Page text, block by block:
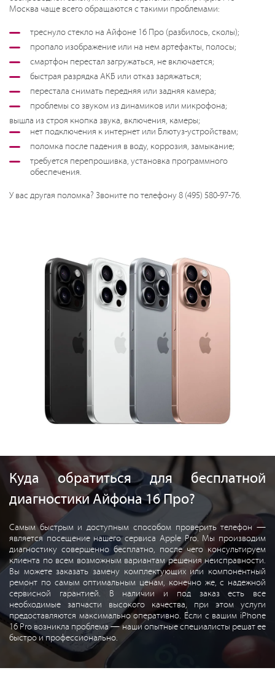
Москва чаще всего обращаются с такими проблемами:
треснуло стекло на Айфоне 16 Про (разбилось, сколы);
пропало изображение или на нем артефакты, полосы;
смартфон перестал загружаться, не включается;
быстрая разрядка АКБ или отказ заряжаться;
перестала снимать передняя или задняя камера;
проблемы со звуком из динамиков или микрофона;
вышла из строя кнопка звука, включения, камеры;
нет подключения к интернет или Блютуз-устройствам;
поломка после падения в воду, коррозия, замыкание;
требуется перепрошивка, установка программного
обеспечения.
У вас другая поломка? Звоните по телефону 8 (495) 580-97-76.
Куда обратиться для бесплатной
диагностики Айфона 16 Про?
Самым быстрым и доступным способом проверить телефон —
является посещение нашего сервиса Apple Pro. Мы производим
диагностику совершенно бесплатно, после чего консультируем
клиента по всем возможным вариантам решения неисправности.
Вы можете заказать замену комплектующих или компонентный
ремонт по самым оптимальным ценам, конечно же, с надежной
сервисной гарантией. В наличии и под заказ есть все
необходимые запчасти высокого качества, при этом услуги
предоставляются максимально оперативно. Если с вашим iPhone
16 Pro возникла проблема — наши опытные специалисты решат ее
быстро и профессионально.